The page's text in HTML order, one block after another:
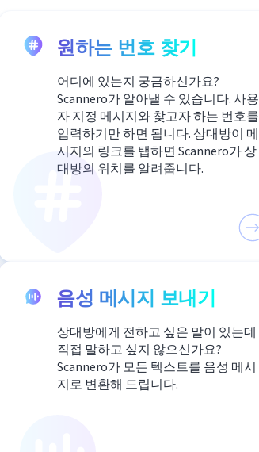
원하는 번호 찾기
어디에 있는지 궁금하신가요?
Scannero가 알아낼 수 있습니다. 사용
자 지정 메시지와 찾고자 하는 번호를
입력하기만 하면 됩니다. 상대방이 메
시지의 링크를 탭하면 Scannero가 상
대방의 위치를 알려줍니다.
음성 메시지 보내기
상대방에게 전하고 싶은 말이 있는데
직접 말하고 싶지 않으신가요?
Scannero가 모든 텍스트를 음성 메시
지로 변환해 드립니다.